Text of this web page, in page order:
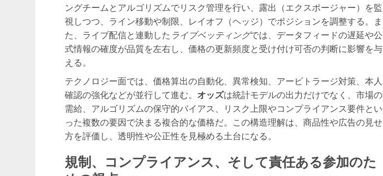
ングチームとアルゴリズムでリスク管理を行い、露出（エクスポージャー）を監
視しつつ、ライン移動や制限、レイオフ（ヘッジ）でポジションを調整する。ま
た、ライブ配信と連動した ライブベッティングでは、データフィードの遅延や公
式情報の確度が品質を左右し、価格の更新頻度と受け付け可否の判断に影響を与
える。
テクノロジー面では、価格算出の自動化、異常検知、アービトラージ対策、本人
確認の強化などが並行して進む。 オッズは統計モデルの出力だけでなく、市場の
需給、アルゴリズムの保守的バイアス、リスク上限やコンプライアンス要件とい
った複数の要因で決まる複合的な価格だ。この構造理解は、商品性や広告の見せ
方を評価し、透明性や公正性を見極める土台になる。
規制、コンプライアンス、そして責任ある参加のた